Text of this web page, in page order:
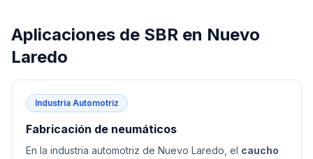
Aplicaciones de SBR en Nuevo
Laredo
Industria Automotriz
Fabricación de neumáticos
En la industria automotriz de Nuevo Laredo, el caucho